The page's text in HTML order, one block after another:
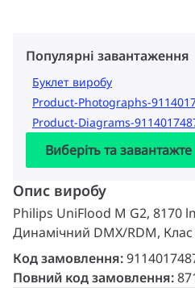
Популярні завантаження
Буклет виробу
Product-Photographs-
Product-Diagrams-
Виберіть та завантажте
Опис виробу
Philips UniFlood M G2, 8170
Динамічний DMX/RDM,
Код замовлення:
Повний код замовлення: